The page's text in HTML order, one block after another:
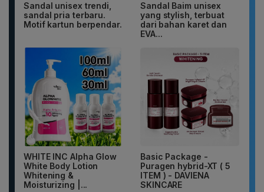
Sandal unisex trendi,
sandal pria terbaru.
Motif kartun berpendar.
Sandal Baim unisex
yang stylish, terbuat
dari bahan karet dan
EVA...
WHITE INC Alpha Glow
White Body Lotion
Whitening &
Moisturizing |...
Basic Package -
Puragen hybrid-XT ( 5
ITEM ) - DAVIENA
SKINCARE